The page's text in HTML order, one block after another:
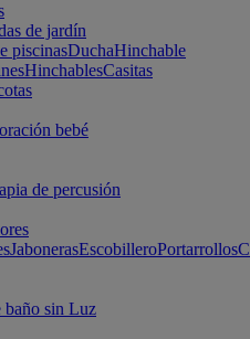
de jardín
piscinasDuchaHinchable
HinchablesCasitas
bebé
de percusión
JabonerasEscobilleroPortarrollos
baño sin Luz